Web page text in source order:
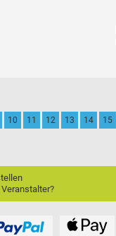
10 11 12 13 14 15